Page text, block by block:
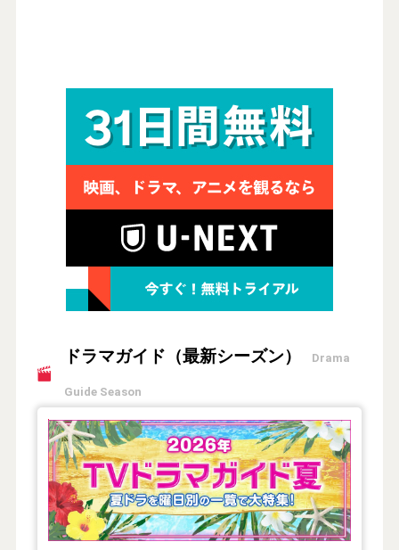
ドラマガイド（最新シーズン） Drama
Guide Season
【2026年夏】TVドラマガイド